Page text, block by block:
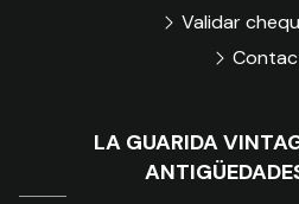
LA GUARIDA
Validar